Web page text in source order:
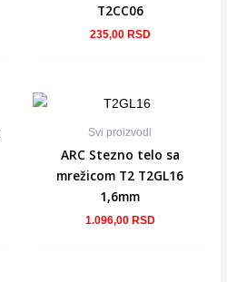
T2CC06
235,00 RSD
Svi proizvodi
ARC Stezno telo sa
mrežicom T2 T2GL16
1,6mm
1.096,00 RSD